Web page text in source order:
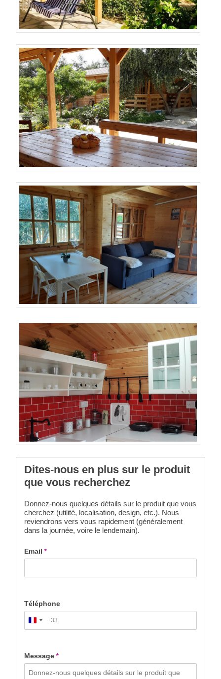
Dites-nous en plus sur le produit
que vous recherchez
Donnez-nous quelques détails sur le produit que vous
cherchez (utilité, localisation, design, etc.). Nous
reviendrons vers vous rapidement (généralement
dans la journée, voire le lendemain).
Email *
Téléphone
France
+33
+33
Message*